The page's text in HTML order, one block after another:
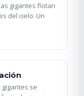
gigantes flotan
del cielo. Un
gigantes se